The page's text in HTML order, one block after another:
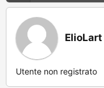
ElioLart
Utente non registrato